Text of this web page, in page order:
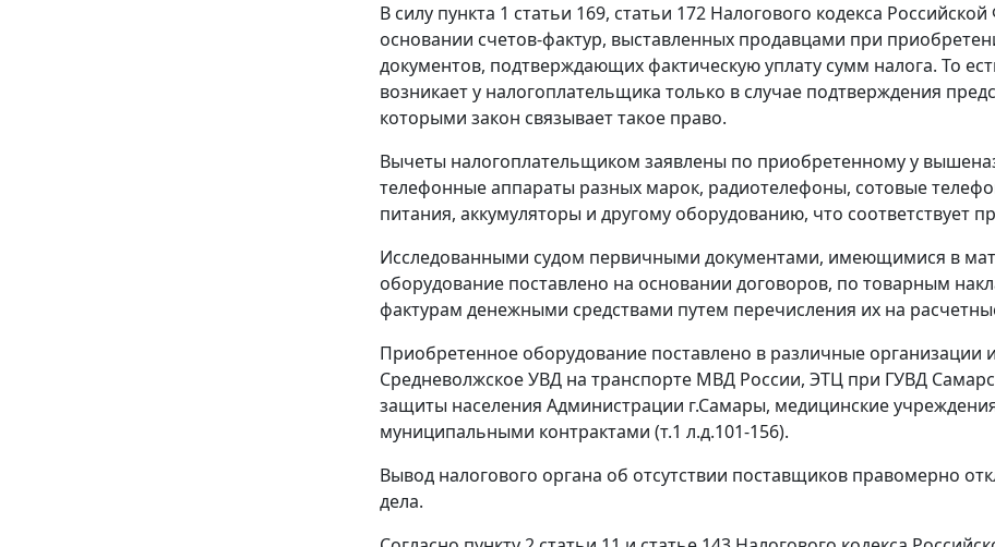
В силу пункта 1 статьи 169, статьи 172 Налогового кодекса
основании счетов-фактур, выставленных продавцами при
документов, подтверждающих фактическую уплату сумм налога. То
возникает у налогоплательщика только в случае подтверждения
которыми закон связывает такое право.
Вычеты налогоплательщиком заявлены по приобретенному у
телефонные аппараты разных марок, радиотелефоны, сотовые
питания, аккумуляторы и другому оборудованию, что соответствует
Исследованными судом первичными документами, имеющимися в
оборудование поставлено на основании договоров, по товарным
фактурам денежными средствами путем перечисления их на
Приобретенное оборудование поставлено в различные организации
Средневолжское УВД на транспорте МВД России, ЭТЦ при ГУВД
защиты населения Администрации г.Самары, медицинские
муниципальными контрактами (т.1 л.д.101-156).
Вывод налогового органа об отсутствии поставщиков правомерно
дела.